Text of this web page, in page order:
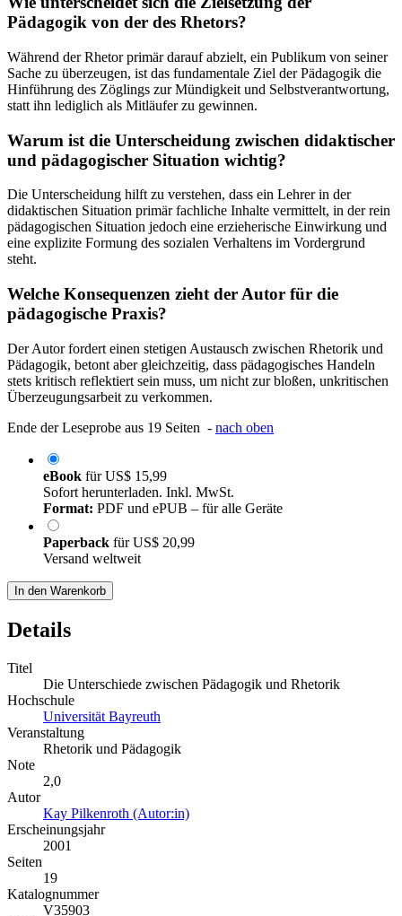
Pädagogik von der des Rhetors?
Während der Rhetor primär darauf abzielt, ein Publikum von seiner
Sache zu überzeugen, ist das fundamentale Ziel der Pädagogik die
Hinführung des Zöglings zur Mündigkeit und Selbstverantwortung,
statt ihn lediglich als Mitläufer zu gewinnen.
Warum ist die Unterscheidung zwischen didaktischer
und pädagogischer Situation wichtig?
Die Unterscheidung hilft zu verstehen, dass ein Lehrer in der
didaktischen Situation primär fachliche Inhalte vermittelt, in der rein
pädagogischen Situation jedoch eine erzieherische Einwirkung und
eine explizite Formung des sozialen Verhaltens im Vordergrund
steht.
Welche Konsequenzen zieht der Autor für die
pädagogische Praxis?
Der Autor fordert einen stetigen Austausch zwischen Rhetorik und
Pädagogik, betont aber gleichzeitig, dass pädagogisches Handeln
stets kritisch reflektiert sein muss, um nicht zur bloßen, unkritischen
Überzeugungsarbeit zu verkommen.
Ende der Leseprobe aus 19 Seiten - nach oben
eBook fürUS$ 15,99
Sofort herunterladen. Inkl. MwSt.
Format: PDF und ePUB – für alle Geräte
Paperback fürUS$ 20,99
Versand weltweit
In den Warenkorb
Details
Titel
Die Unterschiede zwischen Pädagogik und Rhetorik
Hochschule
Universität Bayreuth
Veranstaltung
Rhetorik und Pädagogik
Note
2,0
Autor
Kay Pilkenroth (Autor:in)
Erscheinungsjahr
2001
Seiten
19
Katalognummer
V35903